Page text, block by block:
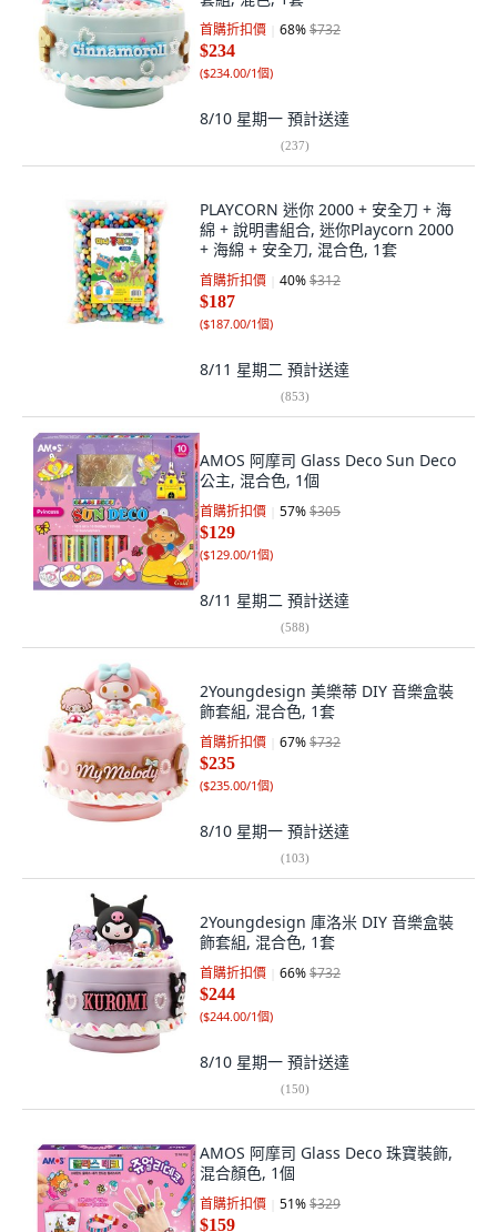
首購折扣價 68%$732
$234
($234.00/1個)
8/10 星期一 預計送達
(237)
PLAYCORN 迷你 2000 + 安全刀 + 海
綿 + 說明書組合, 迷你Playcorn 2000
+ 海綿 + 安全刀, 混合色, 1套
首購折扣價 40%$312
$187
($187.00/1個)
8/11 星期二 預計送達
(853)
AMOS 阿摩司 Glass Deco Sun Deco
公主, 混合色, 1個
首購折扣價 57%$305
$129
($129.00/1個)
8/11 星期二 預計送達
(588)
2Youngdesign 美樂蒂 DIY 音樂盒裝
飾套組, 混合色, 1套
首購折扣價 67%$732
$235
($235.00/1個)
8/10 星期一 預計送達
(103)
2Youngdesign 庫洛米 DIY 音樂盒裝
飾套組, 混合色, 1套
首購折扣價 66%$732
$244
($244.00/1個)
8/10 星期一 預計送達
(150)
AMOS 阿摩司 Glass Deco 珠寶裝飾,
混合顏色, 1個
首購折扣價 51%$329
$159